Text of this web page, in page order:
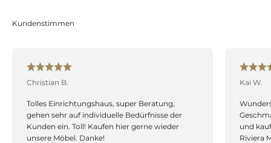
Christian B.
Tolles Einrichtungshaus, super Beratung,
gehen sehr auf individuelle Bedürfnisse der
Kunden ein. Toll! Kaufen hier gerne wieder
unsere Möbel. Danke!
Kai W.
und
Riviera